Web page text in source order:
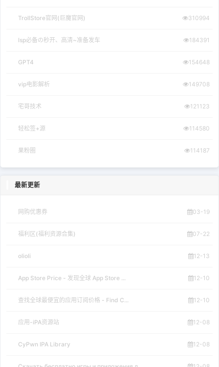
TrollStore官网(巨魔官网) 310994
lsp必备の秒开、高清~准备发车 184391
GPT4 154648
vip电影解析 149708
宅哥技术 121123
轻松签+源 114580
果粉圈 114187
最新更新
网购优惠券 03-19
福利区(福利资源合集) 07-22
olioli 12-13
App Store Price - 发现全球 App Store ... 12-10
查找全球最便宜的应用订阅价格 - Find C... 12-10
应用-iPA资源站 12-08
CyPwn IPA Library 12-08